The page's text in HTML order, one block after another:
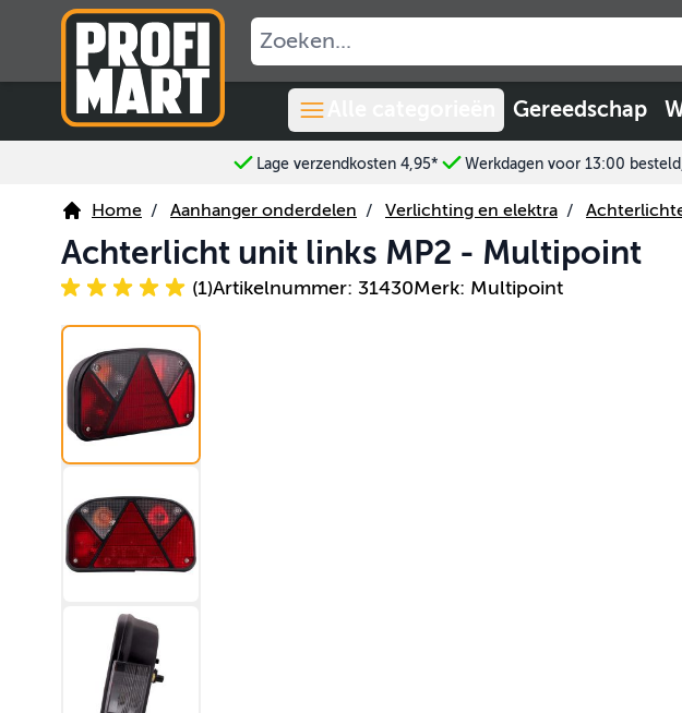
Ga naar de inhoud
Gereedschap
Lage verzendkosten 4,95* Werkdagen voor 13:00
Home / Aanhanger onderdelen / Verlichting en elektra /
Achterlicht unit links MP2 - Multipoint
(1)Artikelnummer: 31430Merk: Multipoint